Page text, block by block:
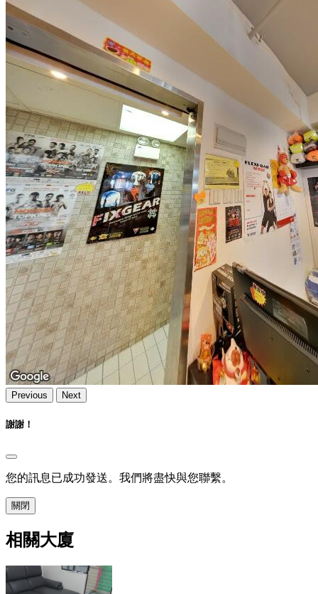
Previous Next
謝謝！
您的訊息已成功發送。我們將盡快與您聯繫。
關閉
相關大廈